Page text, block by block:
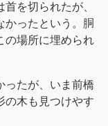
を切られたが、
かったという。胴
の場所に埋められ
ったが、いま前橋
の木も見つけやす